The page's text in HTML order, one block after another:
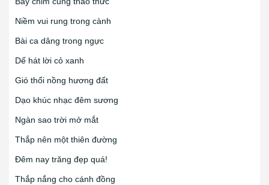
Niềm vui rung trong cành
Bài ca dâng trong ngực
Dế hát lời cỏ xanh
Gió thổi nồng hương đất
Dạo khúc nhạc đêm sương
Ngàn sao trời mở mắt
Thắp nên một thiên đường
Đêm nay trăng đẹp quá!
Thắp nắng cho cánh đồng